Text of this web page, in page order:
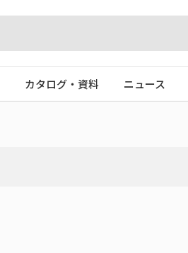
カタログ・資料 ニュース